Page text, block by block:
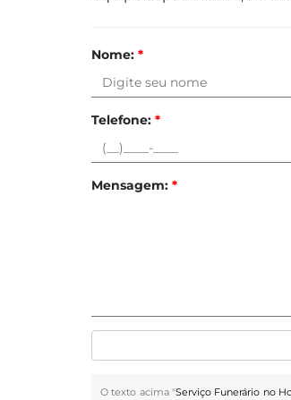
Nome: *
Telefone: *
Mensagem: *
O texto acima "Serviço Funerário no